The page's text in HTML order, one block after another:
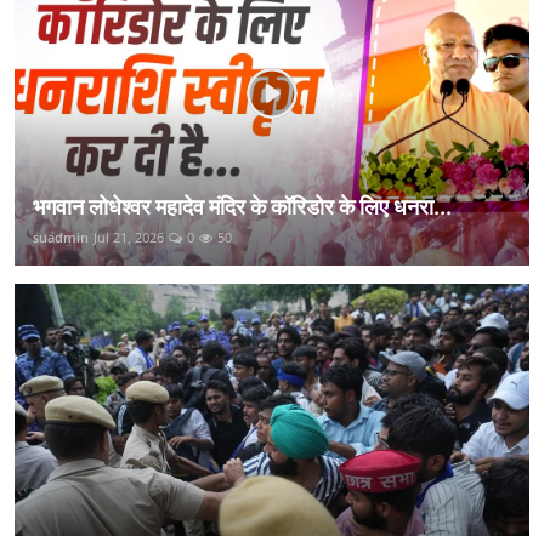
भगवान लोधेश्वर महादेव मंदिर के कॉरिडोर के लिए धनरा...
suadmin Jul 21, 2026 0 50